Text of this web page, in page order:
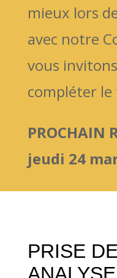
mieux lors
avec notre
vous
compléter
PROCHAIN
jeudi 24